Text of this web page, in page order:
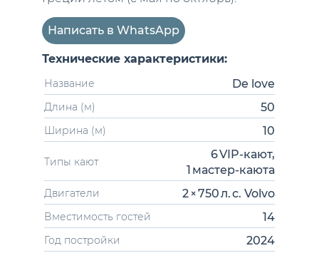
Написать в WhatsApp
Технические характеристики:
Название De love
Длина (м) 50
Ширина (м) 10
Типы кают
6 VIP‑кают,
1 мастер‑каюта
Двигатели 2 × 750 л. с. Volvo
Вместимость гостей 14
Год постройки 2024